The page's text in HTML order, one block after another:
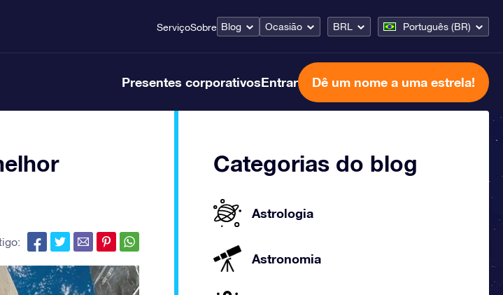
ServiçoSobre Blog Ocasião BRL Português (BR)
Presentes corporativosEntrar Dê um nome a uma estrela!
Categorias do blog
Astrologia
Astronomia